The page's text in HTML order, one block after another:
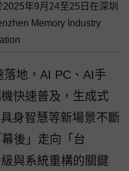
年9月24至25日在深圳
Memory Industry
地，AI PC、AI手
快速普及，生成式
身智慧等新場景不斷
後」走向「台
與系統重構的關鍵